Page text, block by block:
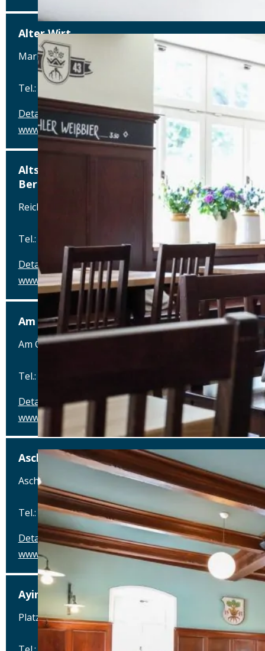
Alter Wirt
Marktplatz 1, 82031 Grünwald
Tel.: Tel.: 089-6419340
Details
www.alterwirt.de
Altstadthotel, Brauerei-Gasthof-Winkler,
Berching
Reichenauplatz 22, 92334 Berching
Tel.: Tel.: 08462-1327
Details
www.brauereigasthof-winkler.de
Am Ödenturm – Das Gasthaus
Am Ödenturm 11, 93413 Chammünster
Tel.: Tel.: 09971-89270
Details
www.oedenturm.de
Aschbacher Hof
Aschbach 3, 83620 Feldkirchen-Westerham
Tel.: Tel.: 08063-80660
Details
www.aschbacher-hof.de
Ayinger am Platzl
Platzl 1A , 80331 München